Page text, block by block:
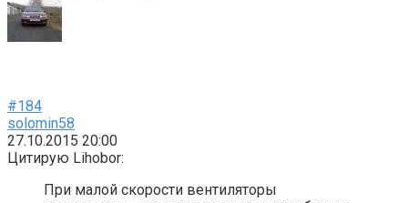
#184
solomin58
27.10.2015 20:00
Цитирую Lihobor:
При малой скорости вентиляторы